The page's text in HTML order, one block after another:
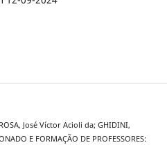
José Víctor Acioli da; GHIDINI,
E FORMAÇÃO DE PROFESSORES: